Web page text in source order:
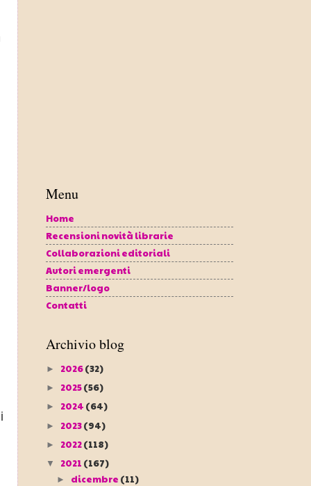
Menu
Home
Recensioni novità librarie
Collaborazioni editoriali
Autori emergenti
Banner/logo
Contatti
Archivio blog
► 2026(32)
► 2025(56)
► 2024 (64)
► 2023(94)
► 2022(118)
▼ 2021 (167)
► dicembre (11)